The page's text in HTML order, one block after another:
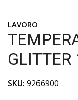
LAVORO
GLITTER
SKU: 9266900